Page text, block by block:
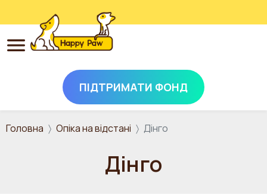
Перейти до основного вмісту
ПІДТРИМАТИ ФОНД
Головна Опіка на відстані Дінго
Дінго